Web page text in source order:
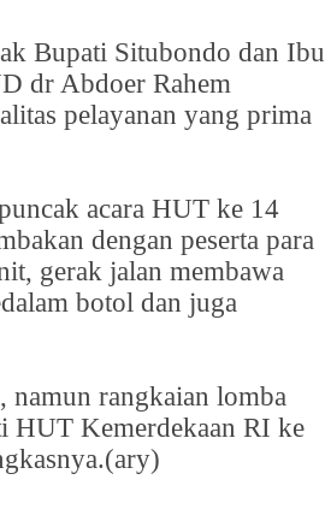
Bupati Situbondo dan Ibu
dr Abdoer Rahem
pelayanan yang prima
acara HUT ke 14
dengan peserta para
gerak jalan membawa
botol dan juga
namun rangkaian lomba
HUT Kemerdekaan RI ke